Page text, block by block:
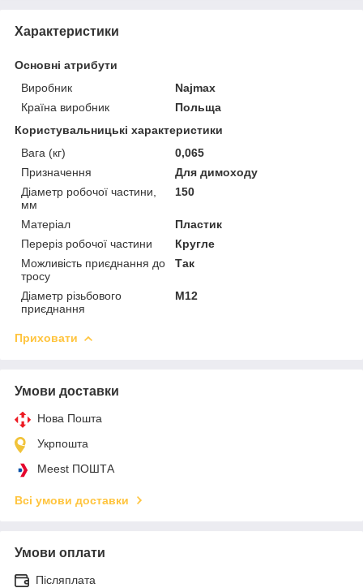
Характеристики
Основні атрибути
Виробник
Najmax
Країна виробник
Польща
Користувальницькі характеристики
Вага (кг)
0,065
Призначення
Для димоходу
Діаметр робочої частини,
мм
150
Матеріал
Пластик
Переріз робочої частини
Кругле
Можливість приєднання до
тросу
Так
Діаметр різьбового
приєднання
М12
Приховати
Умови доставки
Нова Пошта
Укрпошта
Meest ПОШТА
Всі умови доставки
Умови оплати
Післяплата